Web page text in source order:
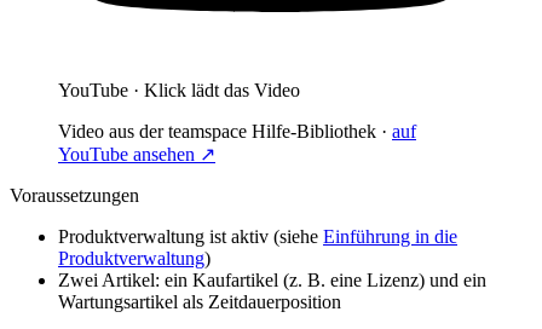
YouTube · Klick lädt das Video
Video aus der teamspace Hilfe-Bibliothek · auf
YouTube ansehen ↗
Voraussetzungen
Produktverwaltung ist aktiv (siehe Einführung in die
Produktverwaltung)
Zwei Artikel: ein Kaufartikel (z. B. eine Lizenz) und ein
Wartungsartikel als Zeitdauerposition